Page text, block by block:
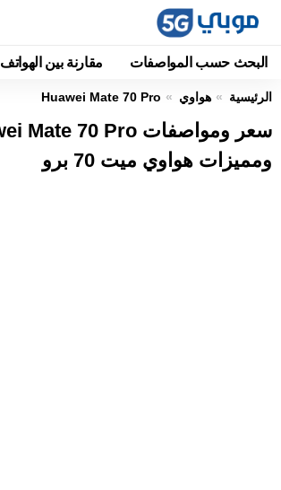
البحث حسب المواصفات مقارنة بين الهواتف
الرئيسية هواوي Huawei Mate 70 Pro
ومميزات هواوي ميت 70 برو